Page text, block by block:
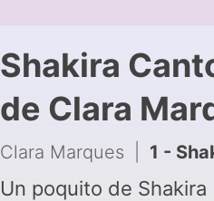
Shakira
de Clara
Clara Marques 1 -
Un poquito de Shakira